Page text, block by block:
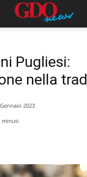
Pugliesi:
nella
2023
minuti